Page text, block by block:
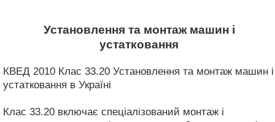
Установлення та монтаж машин і
устатковання
КВЕД 2010 Клас 33.20 Установлення та монтаж машин і
устатковання в Україні
Клас 33.20 включає спеціалізований монтаж і